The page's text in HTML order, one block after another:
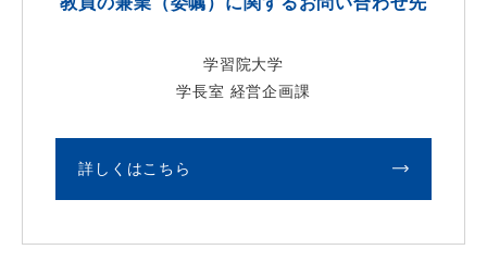
学習院大学
学長室 経営企画課
詳しくはこちら